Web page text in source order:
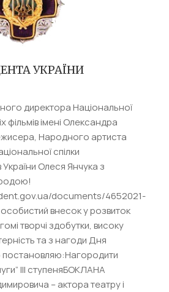
УКРАЇНИ
директора Національної
фільмів імені Олександра
Народного артиста
спілки
України Олеся Янчука з
documents/4652021-
внесок у розвиток
творчі здобутки, високу
та з нагоди Дня
постановляю:Нагородити
ІІІ ступеняБОКЛАНА
– актора театру і